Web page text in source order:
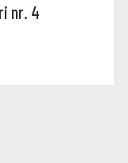
nr. 4